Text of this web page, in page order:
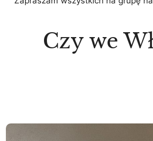
Czy we